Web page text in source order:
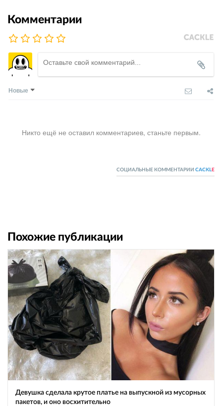
Комментарии
Новые
Никто ещё не оставил комментариев, станьте первым.
СОЦИАЛЬНЫЕ КОММЕНТАРИИ CACKL E
Похожие публикации
Девушка сделала крутое платье на выпускной из мусорных
пакетов, и оно восхитительно